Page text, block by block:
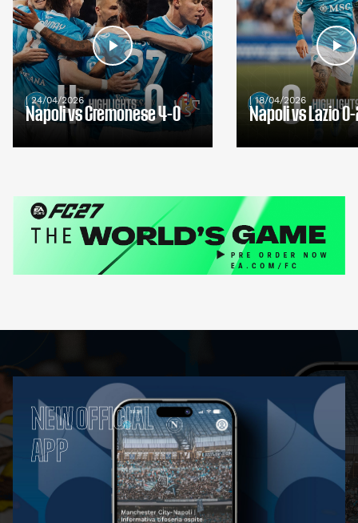
| 24/04/2026
Napoli vs Cremonese 4-0
| 18/04/2026
Napoli vs Lazio
NEW OFFICIAL
APP